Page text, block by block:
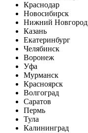
Краснодар
Новосибирск
Нижний Новгород
Казань
Екатеринбург
Челябинск
Воронеж
Уфа
Мурманск
Красноярск
Волгоград
Саратов
Пермь
Тула
Калининград